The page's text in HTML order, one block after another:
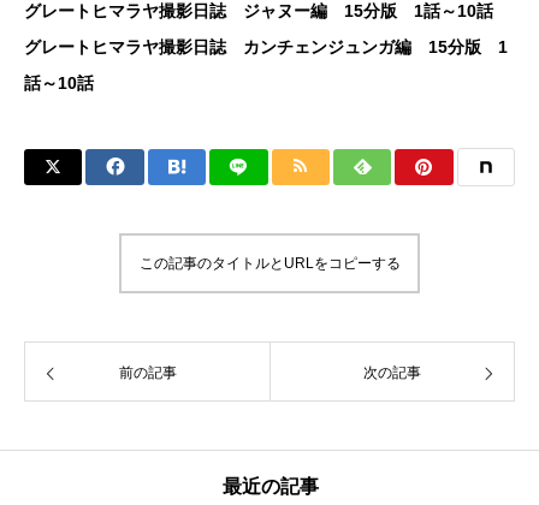
グレートヒマラヤ撮影日誌 ジャヌー編 15分版 1話～10話
グレートヒマラヤ撮影日誌 カンチェンジュンガ編 15分版 1
話～10話
この記事のタイトルとURLをコピーする
前の記事 次の記事
最近の記事